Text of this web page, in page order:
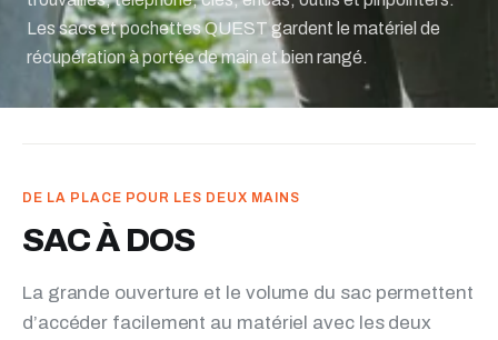
Les sacs et pochettes QUEST gardent le matériel de
récupération à portée de main et bien rangé.
DE LA PLACE POUR LES DEUX MAINS
SAC À DOS
La grande ouverture et le volume du sac permettent
d’accéder facilement au matériel avec les deux